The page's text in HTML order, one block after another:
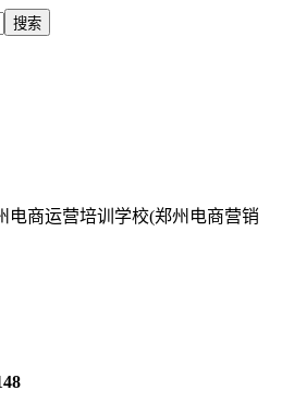
电商运营培训学校(郑州电商营销